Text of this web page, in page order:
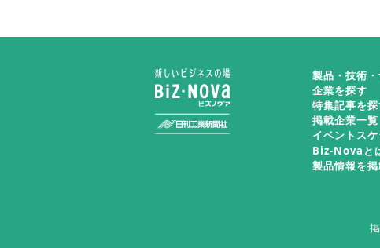
製品・技術
企業を探す
特集記事を
掲載企業一覧
イベントス
Biz-Novaと
製品情報を